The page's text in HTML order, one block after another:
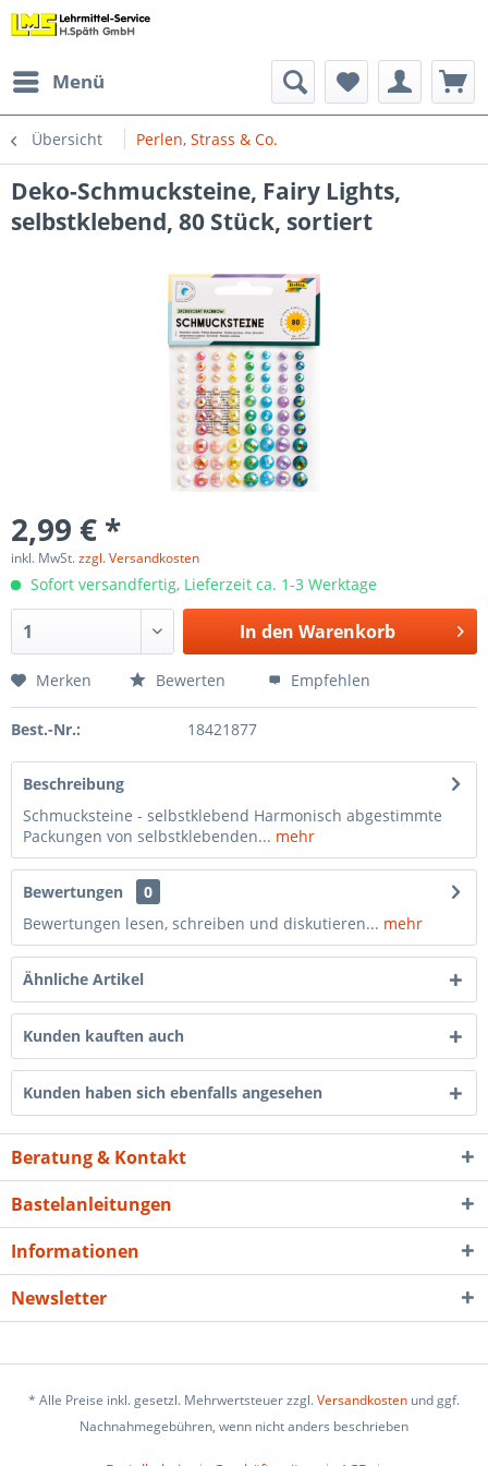
Menü
Übersicht Perlen, Strass & Co.
Deko-Schmucksteine, Fairy Lights,
selbstklebend, 80 Stück, sortiert
2,99 € *
inkl. MwSt.zzgl. Versandkosten
Sofort versandfertig, Lieferzeit ca. 1-3 Werktage
In den Warenkorb
Merken Bewerten Empfehlen
Best.-Nr.: 18421877
Beschreibung
Schmucksteine - selbstklebend Harmonisch abgestimmte
Packungen von selbstklebenden... mehr
Bewertungen
0
Bewertungen lesen, schreiben und diskutieren... mehr
Ähnliche Artikel
Kunden kauften auch
Kunden haben sich ebenfalls angesehen
Beratung & Kontakt
Bastelanleitungen
Informationen
Newsletter
* Alle Preise inkl. gesetzl. Mehrwertsteuer zzgl.Versandkosten und ggf.
Nachnahmegebühren, wenn nicht anders beschrieben